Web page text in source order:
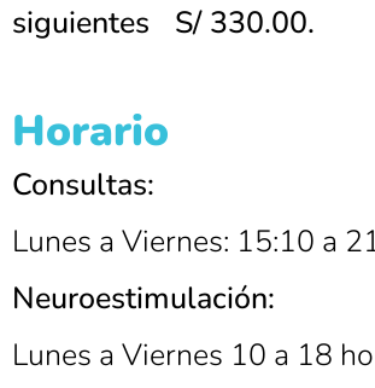
siguientes S/ 330.00.
Horario
Consultas:
Lunes a Viernes: 15:10 a
Neuroestimulación:
Lunes a Viernes 10 a 18